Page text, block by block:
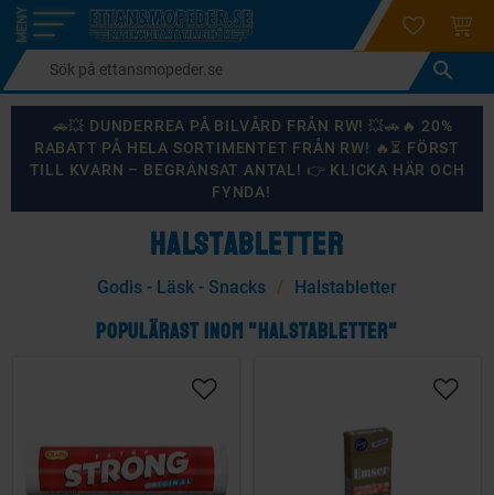
Meny
login
🚗💥 DUNDERREA PÅ BILVÅRD FRÅN RW! 💥🚗🔥 20%
RABATT PÅ HELA SORTIMENTET FRÅN RW! 🔥⏳ FÖRST
TILL KVARN – BEGRÄNSAT ANTAL! 👉 KLICKA HÄR OCH
FYNDA!
HALSTABLETTER
Godis - Läsk - Snacks Halstabletter
POPULÄRAST INOM "HALSTABLETTER"